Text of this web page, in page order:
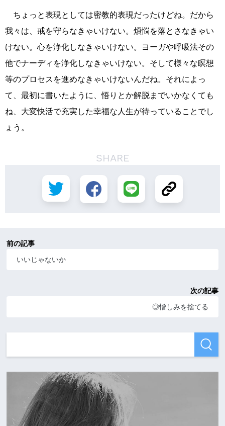
ちょっと表現としては密教的表現だったけどね。だから
我々は、戒を守らなきゃいけない。煩悩を落とさなきゃい
けない。心を浄化しなきゃいけない。ヨーガや呼吸法その
他でナーディを浄化しなきゃいけない。そして様々な瞑想
等のプロセスを進めなきゃいけないんだね。それによっ
て、最初に書いたように、悟りとか解脱までいかなくても
ね、大変快活で充実した幸福な人生が待っていることでし
ょう。
SHARE
前の記事
いいじゃないか
次の記事
◎憎しみを捨てる